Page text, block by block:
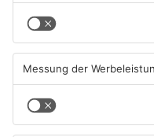
07.08.2026, 05:00 UHR IN MAIN-
KINZIG-KREIS